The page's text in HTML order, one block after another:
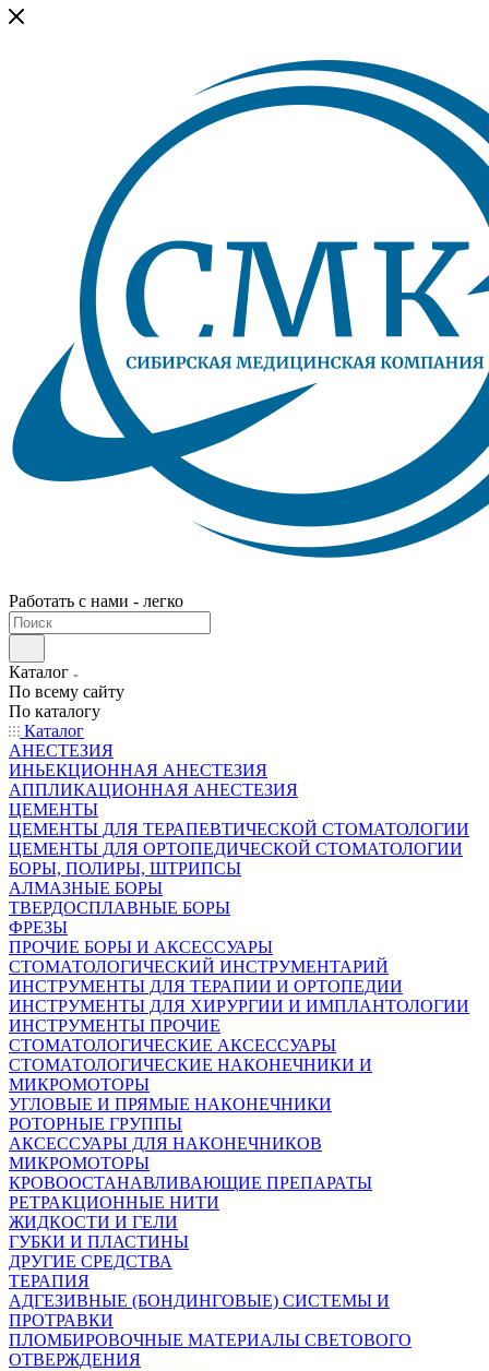
Работать с нами - легко
Каталог
По всему сайту
По каталогу
Каталог
АНЕСТЕЗИЯ
ИНЬЕКЦИОННАЯ АНЕСТЕЗИЯ
АППЛИКАЦИОННАЯ АНЕСТЕЗИЯ
ЦЕМЕНТЫ
ЦЕМЕНТЫ ДЛЯ ТЕРАПЕВТИЧЕСКОЙ СТОМАТОЛОГИИ
ЦЕМЕНТЫ ДЛЯ ОРТОПЕДИЧЕСКОЙ СТОМАТОЛОГИИ
БОРЫ, ПОЛИРЫ, ШТРИПСЫ
АЛМАЗНЫЕ БОРЫ
ТВЕРДОСПЛАВНЫЕ БОРЫ
ФРЕЗЫ
ПРОЧИЕ БОРЫ И АКСЕССУАРЫ
СТОМАТОЛОГИЧЕСКИЙ ИНСТРУМЕНТАРИЙ
ИНСТРУМЕНТЫ ДЛЯ ТЕРАПИИ И ОРТОПЕДИИ
ИНСТРУМЕНТЫ ДЛЯ ХИРУРГИИ И ИМПЛАНТОЛОГИИ
ИНСТРУМЕНТЫ ПРОЧИЕ
СТОМАТОЛОГИЧЕСКИЕ АКСЕССУАРЫ
СТОМАТОЛОГИЧЕСКИЕ НАКОНЕЧНИКИ И
МИКРОМОТОРЫ
УГЛОВЫЕ И ПРЯМЫЕ НАКОНЕЧНИКИ
РОТОРНЫЕ ГРУППЫ
АКСЕССУАРЫ ДЛЯ НАКОНЕЧНИКОВ
МИКРОМОТОРЫ
КРОВООСТАНАВЛИВАЮЩИЕ ПРЕПАРАТЫ
РЕТРАКЦИОННЫЕ НИТИ
ЖИДКОСТИ И ГЕЛИ
ГУБКИ И ПЛАСТИНЫ
ДРУГИЕ СРЕДСТВА
ТЕРАПИЯ
АДГЕЗИВНЫЕ (БОНДИНГОВЫЕ) СИСТЕМЫ И
ПРОТРАВКИ
ПЛОМБИРОВОЧНЫЕ МАТЕРИАЛЫ СВЕТОВОГО
ОТВЕРЖДЕНИЯ